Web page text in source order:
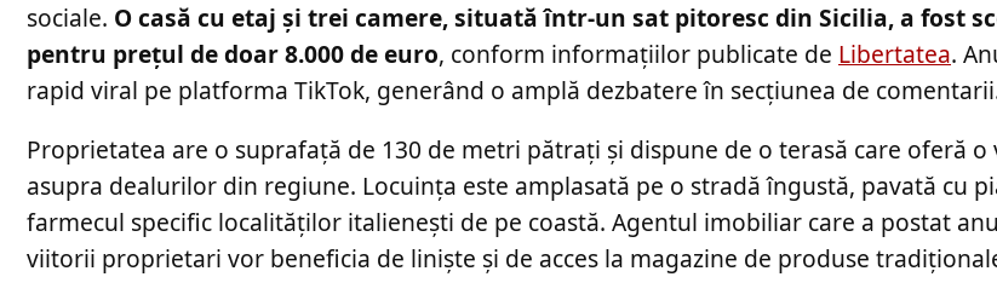
sociale. O casă cu etaj și trei camere, situată într-un sat pitoresc din Sicilia, a fost
pentru prețul de doar 8.000 de euro, conform informațiilor publicate de Libertatea.
rapid viral pe platforma TikTok, generând o amplă dezbatere în secțiunea de
Proprietatea are o suprafață de 130 de metri pătrați și dispune de o terasă care oferă o
asupra dealurilor din regiune. Locuința este amplasată pe o stradă îngustă, pavată cu
farmecul specific localităților italienești de pe coastă. Agentul imobiliar care a postat
viitorii proprietari vor beneficia de liniște și de acces la magazine de produse